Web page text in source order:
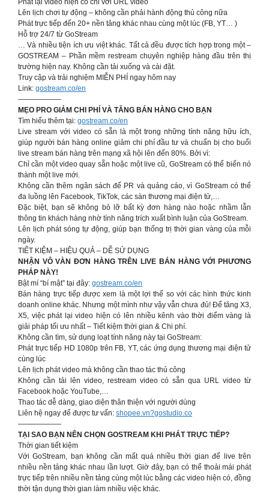
Phát lại video hiện có chỉ với URL video
Lên lịch chơi tự động – không cần phải hành động thủ công nữa
Phát trực tiếp đến 20+ nền tảng khác nhau cùng một lúc (FB, YT… )
Hỗ trợ 24/7 từ GoStream
… Và nhiều tiện ích ưu việt khác. Tất cả đều được tích hợp trong một –
GOSTREAM – Phần mềm restream chuyên nghiệp hàng đầu trên thị
trường hiện nay. Không cần tải xuống và cài đặt.
Truy cập và trải nghiệm MIỄN PHÍ ngay hôm nay
Link: gostream.co/en
——————
MẸO PRO GIẢM CHI PHÍ VÀ TĂNG BÁN HÀNG CHO BẠN
Tìm hiểu thêm tại: gostream.co/en
Live stream với video có sẵn là một trong những tính năng hữu ích,
giúp người bán hàng online giảm chi phí đầu tư và chuẩn bị cho buổi
live stream bán hàng trên mạng xã hội lên đến 80%. Bởi vì:
Chỉ cần một video quay sẵn hoặc một live cũ, GoStream có thể biến nó
thành một live mới.
Không cần thêm ngân sách để PR và quảng cáo, vì GoStream có thể
đa luồng lên Facebook, TikTok, các sàn thương mại điện tử,…
Đặc biệt, bạn sẽ không bỏ lỡ bất kỳ đơn hàng nào hoặc nhầm lẫn
thông tin khách hàng nhờ tính năng trích xuất bình luận của GoStream.
Lên lịch phát sóng tự động, giúp bạn thống trị thời gian vàng của mỗi
ngày.
TIẾT KIỆM – HIỆU QUẢ – DỄ SỬ DỤNG
NHẬN VÔ VÀN ĐƠN HÀNG TRÊN LIVE BÁN HÀNG VỚI PHƯƠNG
PHÁP NÀY!
Bật mí “bí mật” tại đây: gostream.co/en
Bán hàng trực tiếp được xem là một lợi thế so với các hình thức kinh
doanh online khác. Nhưng một mình như vậy vẫn chưa đủ! Để tăng X3,
X5, việc phát lại video hiện có lên nhiều kênh vào thời điểm vàng là
giải pháp tối ưu nhất – Tiết kiệm thời gian & Chi phí.
Không cần tìm, sử dụng loạt tính năng này tại GoStream:
Phát trực tiếp HD 1080p trên FB, YT, các ứng dụng thương mại điện tử
cùng lúc
Lên lịch phát video mà không cần thao tác thủ công
Không cần tải lên video, restream video có sẵn qua URL video từ
Facebook hoặc YouTube,…
Thao tác dễ dàng, giao diện thân thiện với người dùng
Liên hệ ngay để được tư vấn: shopee.vn?gostudio.co
——————
TẠI SAO BẠN NÊN CHỌN GOSTREAM KHI PHÁT TRỰC TIẾP?
Thời gian tiết kiệm
Với GoStream, bạn không cần mất quá nhiều thời gian để live trên
nhiều nền tảng khác nhau lần lượt. Giờ đây, bạn có thể thoải mái phát
trực tiếp trên nhiều nền tảng cùng một lúc bằng các video hiện có, đồng
thời tận dụng thời gian làm nhiều việc khác.